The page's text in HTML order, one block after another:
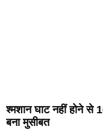
श्मशान घाट नहीं होने से
बना मुसीबत